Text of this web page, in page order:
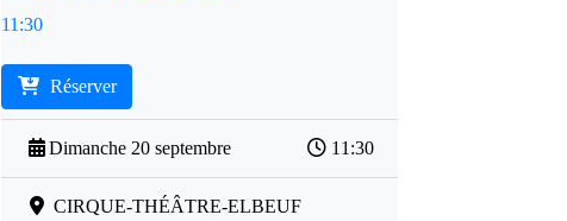
11:30
Réserver
Dimanche 20 septembre 11:30
CIRQUE-THÉÂTRE-ELBEUF